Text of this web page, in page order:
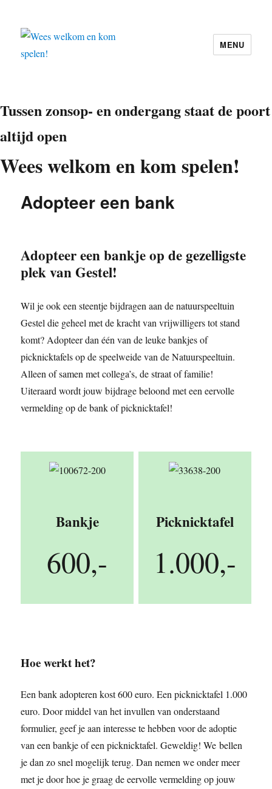
MENU
Tussen zonsop- en ondergang staat de poort
altijd open
Wees welkom en kom spelen!
Adopteer een bank
Adopteer een bankje op de gezelligste
plek van Gestel!
Wil je ook een steentje bijdragen aan de natuurspeeltuin
Gestel die geheel met de kracht van vrijwilligers tot stand
komt? Adopteer dan één van de leuke bankjes of
picknicktafels op de speelweide van de Natuurspeeltuin.
Alleen of samen met collega’s, de straat of familie!
Uiteraard wordt jouw bijdrage beloond met een eervolle
vermelding op de bank of picknicktafel!
Bankje
600,-
Picknicktafel
1.000,-
Hoe werkt het?
Een bank adopteren kost 600 euro. Een picknicktafel 1.000
euro. Door middel van het invullen van onderstaand
formulier, geef je aan interesse te hebben voor de adoptie
van een bankje of een picknicktafel. Geweldig! We bellen
je dan zo snel mogelijk terug. Dan nemen we onder meer
met je door hoe je graag de eervolle vermelding op jouw